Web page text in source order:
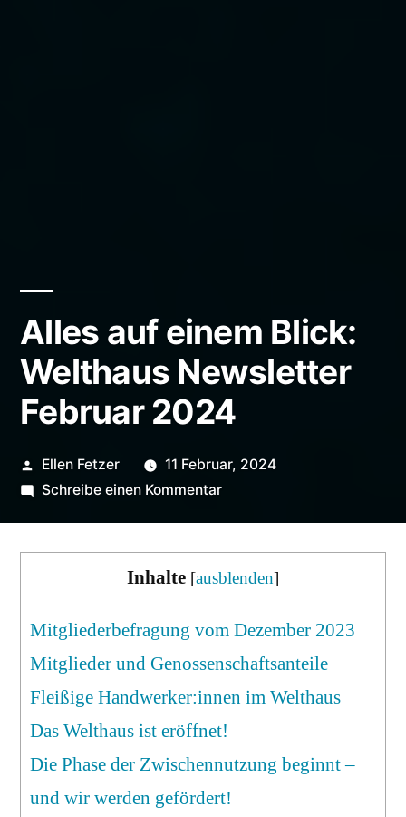
Alles auf einem Blick:
Welthaus Newsletter
Februar 2024
Veröffentlicht
von
Ellen Fetzer
11 Februar, 2024
Schreibe einen Kommentarzu
Newsletter
Februar
2024
Inhalte [ausblenden]
Mitgliederbefragung vom Dezember 2023
Mitglieder und Genossenschaftsanteile
Fleißige Handwerker:innen im Welthaus
Das Welthaus ist eröffnet!
Die Phase der Zwischennutzung beginnt –
und wir werden gefördert!